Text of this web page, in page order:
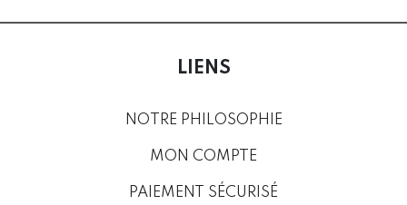
LIENS
NOTRE PHILOSOPHIE
MON COMPTE
PAIEMENT SÉCURISÉ